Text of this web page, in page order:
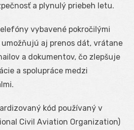
a plynulý priebeh letu.
vybavené pokročilými
aj prenos dát, vrátane
a dokumentov, čo zlepšuje
a spolupráce medzi
kód používaný v
Civil Aviation Organization)